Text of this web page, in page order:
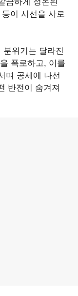
이 시선을 사로
위기는 달라진
폭로하고, 이를
며 공세에 나선
반전이 숨겨져